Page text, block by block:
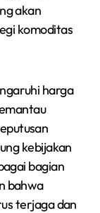
akan
komoditas
harga
kebijakan
bagian
bahwa
terjaga dan